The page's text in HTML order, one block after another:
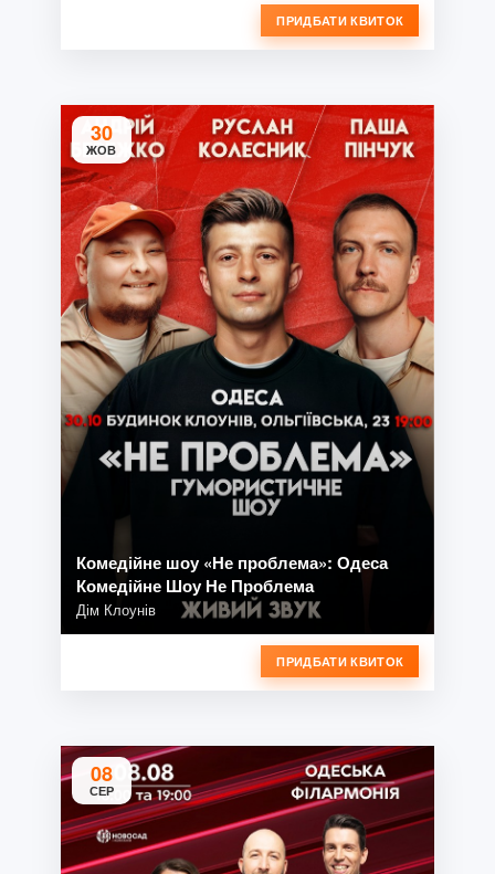
ПРИДБАТИ КВИТОК
30
ЖОВ
Комедійне шоу «Не проблема»: Одеса
Комедійне Шоу Не Проблема
Дім Клоунів
ПРИДБАТИ КВИТОК
08
СЕР